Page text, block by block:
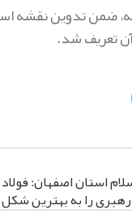
ضمن تدوین نقشه
تعریف شد.
استان اصفهان:
را به بهترین